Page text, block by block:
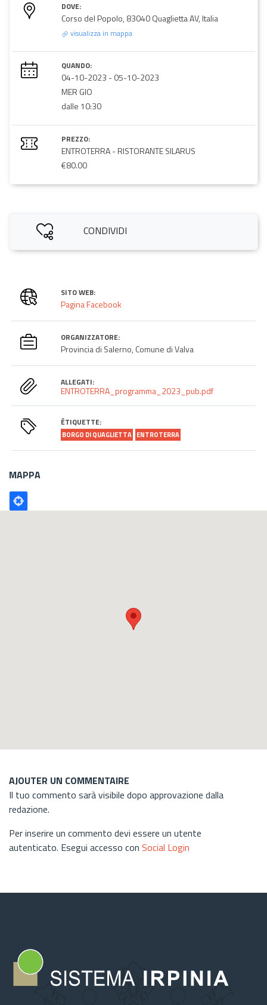
DOVE:
Corso del Popolo, 83040 Quaglietta AV, Italia
visualizza in mappa
QUANDO:
04-10-2023 -05-10-2023
MER GIO
dalle 10:30
PREZZO:
ENTROTERRA - RISTORANTE SILARUS
€80.00
CONDIVIDI
SITO WEB:
Pagina Facebook
ORGANIZZATORE:
Provincia di Salerno, Comune di Valva
ALLEGATI:
ENTROTERRA_programma_2023_pub.pdf
ÉTIQUETTE:
BORGO DI QUAGLIETTA ENTROTERRA
MAPPA
Poligono
GEO
AJOUTER UN COMMENTAIRE
Il tuo commento sarà visibile dopo approvazione dalla
redazione.
Per inserire un commento devi essere un utente
autenticato. Esegui accesso con Social Login